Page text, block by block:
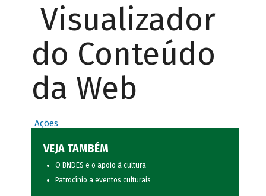
Visualizador
do Conteúdo
da Web
Ações
VEJA TAMBÉM
O BNDES e o apoio à cultura
Patrocínio a eventos culturais